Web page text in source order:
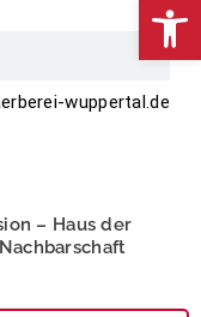
wuppertal.de
– Haus der